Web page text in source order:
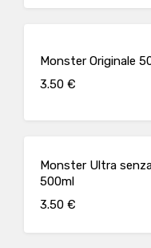
Monster Originale
3.50 €
Monster Ultra
500ml
3.50 €